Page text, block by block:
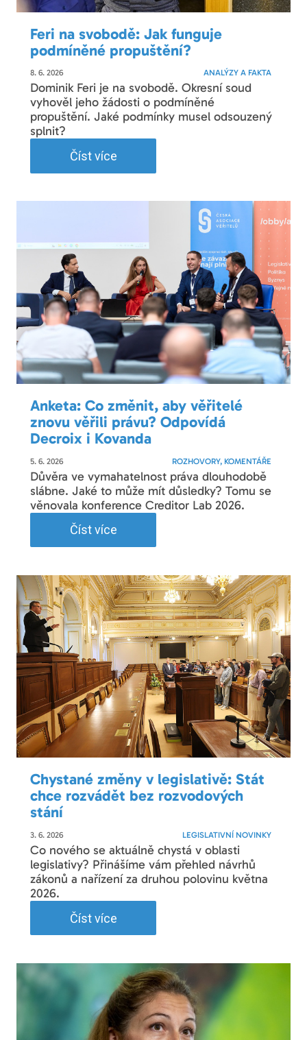
Feri na svobodě: Jak funguje
podmíněné propuštění?
8. 6. 2026 ANALÝZY A FAKTA
Dominik Feri je na svobodě. Okresní soud
vyhověl jeho žádosti o podmíněné
propuštění. Jaké podmínky musel odsouzený
splnit?
Číst více
Anketa: Co změnit, aby věřitelé
znovu věřili právu? Odpovídá
Decroix i Kovanda
5. 6. 2026 ROZHOVORY, KOMENTÁŘE
Důvěra ve vymahatelnost práva dlouhodobě
slábne. Jaké to může mít důsledky? Tomu se
věnovala konference Creditor Lab 2026.
Číst více
Chystané změny v legislativě: Stát
chce rozvádět bez rozvodových
stání
3. 6. 2026 LEGISLATIVNÍ NOVINKY
Co nového se aktuálně chystá v oblasti
legislativy? Přinášíme vám přehled návrhů
zákonů a nařízení za druhou polovinu května
2026.
Číst více